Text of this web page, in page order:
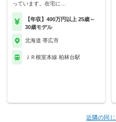
っています。在宅に…
【年収】400万円以上 25歳～
30歳モデル
北海道 帯広市
ＪＲ根室本線 柏林台駅
近隣の同